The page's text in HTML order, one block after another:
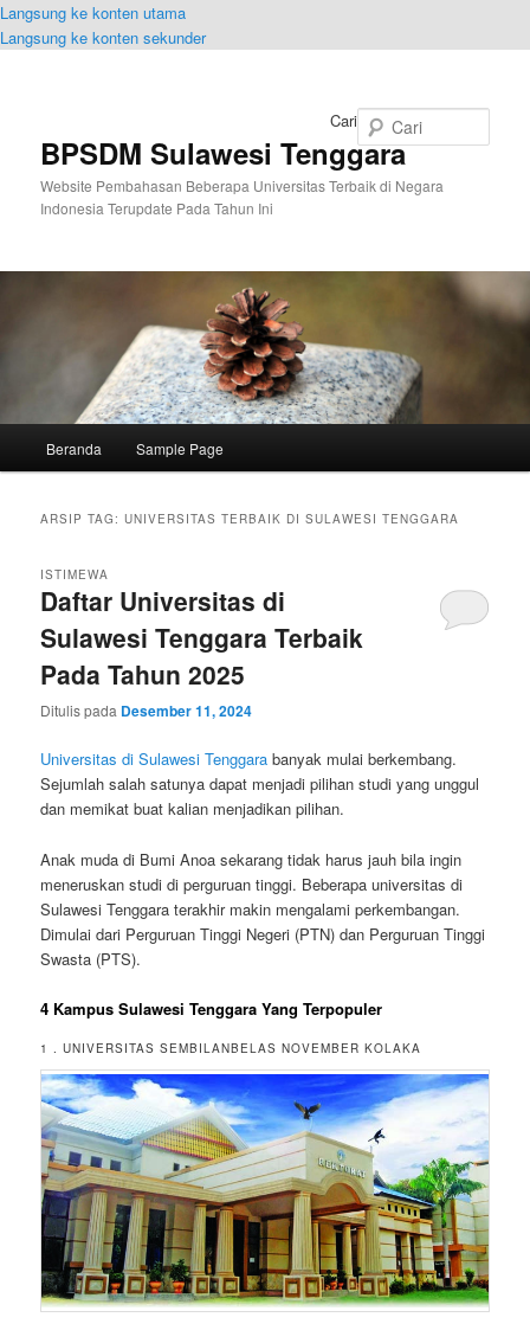
Langsung ke konten utama
Langsung ke konten sekunder
BPSDM Sulawesi Tenggara
Website Pembahasan Beberapa Universitas Terbaik di Negara
Indonesia Terupdate Pada Tahun Ini
Cari
Beranda Sample Page
ARSIP TAG:UNIVERSITAS TERBAIK DI SULAWESI TENGGARA
Daftar Universitas di
Sulawesi Tenggara Terbaik
Pada Tahun 2025
ISTIMEWA
Ditulis pada Desember 11, 2024
Universitas di Sulawesi Tenggara banyak mulai berkembang.
Sejumlah salah satunya dapat menjadi pilihan studi yang unggul
dan memikat buat kalian menjadikan pilihan.
Anak muda di Bumi Anoa sekarang tidak harus jauh bila ingin
meneruskan studi di perguruan tinggi. Beberapa universitas di
Sulawesi Tenggara terakhir makin mengalami perkembangan.
Dimulai dari Perguruan Tinggi Negeri (PTN) dan Perguruan Tinggi
Swasta (PTS).
4 Kampus Sulawesi Tenggara Yang Terpopuler
1 . UNIVERSITAS SEMBILANBELAS NOVEMBER KOLAKA